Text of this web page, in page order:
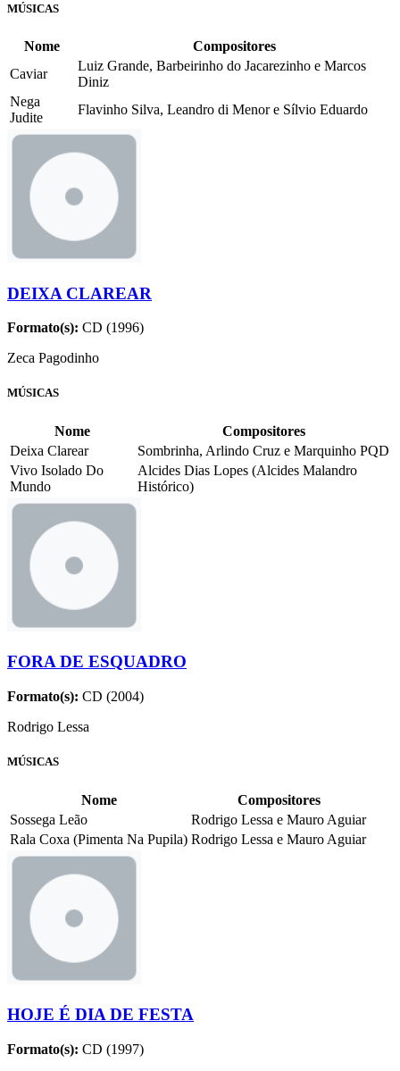
MÚSICAS
Nome
Compositores
Caviar
Luiz Grande, Barbeirinho do Jacarezinho e Marcos
Diniz
Nega
Judite
Flavinho Silva, Leandro di Menor e Sílvio Eduardo
DEIXA CLAREAR
Formato(s): CD (1996)
Zeca Pagodinho
MÚSICAS
Nome
Compositores
Deixa Clarear
Sombrinha, Arlindo Cruz e Marquinho PQD
Vivo Isolado Do
Mundo
Alcides Dias Lopes (Alcides Malandro
Histórico)
FORA DE ESQUADRO
Formato(s): CD (2004)
Rodrigo Lessa
MÚSICAS
Nome
Compositores
Sossega Leão
Rodrigo Lessa e Mauro Aguiar
Rala Coxa (Pimenta Na Pupila) Rodrigo Lessa e Mauro Aguiar
HOJE É DIA DE FESTA
Formato(s): CD (1997)